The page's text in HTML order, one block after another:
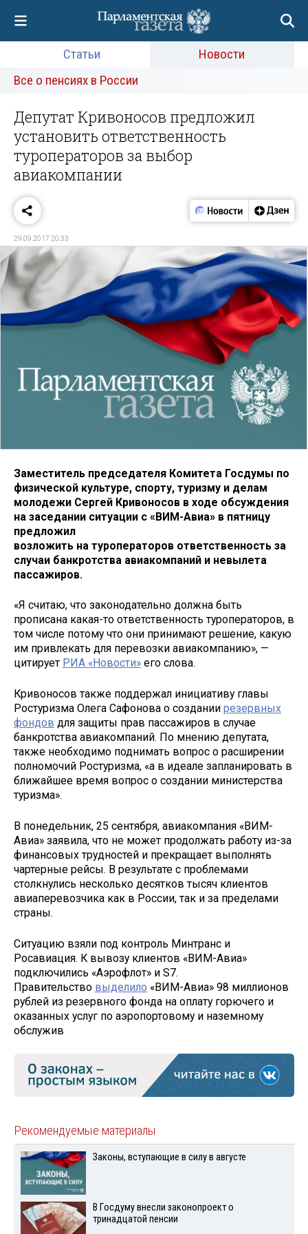
Статьи
Новости
Все о пенсиях в России
Депутат Кривоносов предложил
установить ответственность
туроператоров за выбор
авиакомпании
29.09.2017 20:33
Заместитель председателя Комитета Госдумы по
физической культуре, спорту, туризму и делам
молодежи Сергей Кривоносов в ходе обсуждения
на заседании ситуации с «ВИМ-Авиа» в пятницу
предложил
возложить на туроператоров ответственность за
случаи банкротства авиакомпаний и невылета
пассажиров.
«Я считаю, что законодательно должна быть
прописана какая-то ответственность туроператоров, в
том числе потому что они принимают решение, какую
им привлекать для перевозки авиакомпанию», —
цитирует РИА «Новости» его слова.
Кривоносов также поддержал инициативу главы
Ростуризма Олега Сафонова о создании резервных
фондов для защиты прав пассажиров в случае
банкротства авиакомпаний. По мнению депутата,
также необходимо поднимать вопрос о расширении
полномочий Ростуризма, «а в идеале запланировать в
ближайшее время вопрос о создании министерства
туризма».
В понедельник, 25 сентября, авиакомпания «ВИМ-
Авиа» заявила, что не может продолжать работу из-за
финансовых трудностей и прекращает выполнять
чартерные рейсы. В результате с проблемами
столкнулись несколько десятков тысяч клиентов
авиаперевозчика как в России, так и за пределами
страны.
Ситуацию взяли под контроль Минтранс и
Росавиация. К вывозу клиентов «ВИМ-Авиа»
подключились «Аэрофлот» и S7.
Правительство выделило «ВИМ-Авиа» 98 миллионов
рублей из резервного фонда на оплату горючего и
оказанных услуг по аэропортовому и наземному
обслужив
Рекомендуемые материалы
Законы, вступающие в силу в августе
В Госдуму внесли законопроект о
тринадцатой пенсии